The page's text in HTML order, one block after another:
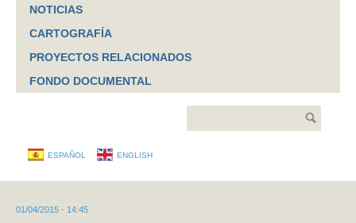
NOTICIAS
CARTOGRAFÍA
PROYECTOS RELACIONADOS
FONDO DOCUMENTAL
ESPAÑOL ENGLISH
01/04/2015 - 14:45